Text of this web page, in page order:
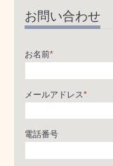
お問い合わせ
お名前*
メールアドレス*
電話番号